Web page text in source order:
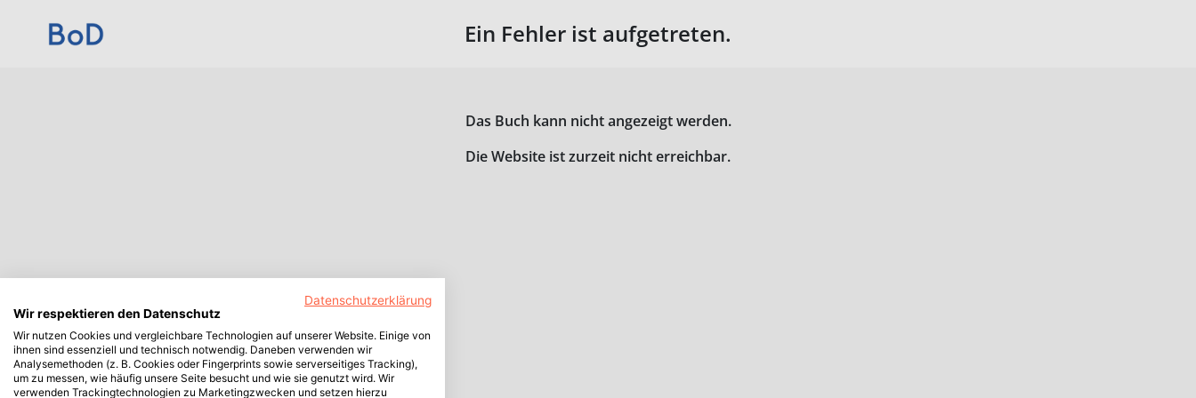
Ein Fehler ist aufgetreten.
Das Buch kann nicht angezeigt werden.
Die Website ist zurzeit nicht erreichbar.
Datenschutzerklärung
Wir respektieren den Datenschutz
Wir nutzen Cookies und vergleichbare Technologien auf unserer Website. Einige von
ihnen sind essenziell und technisch notwendig. Daneben verwenden wir
Analysemethoden (z. B. Cookies oder Fingerprints sowie serverseitiges Tracking),
um zu messen, wie häufig unsere Seite besucht und wie sie genutzt wird. Wir
verwenden Trackingtechnologien zu Marketingzwecken und setzen hierzu